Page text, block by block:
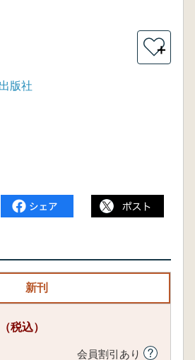
＋
版社
新刊
（税込）
会員割引あり